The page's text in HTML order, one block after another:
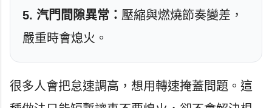
5. 汽門間隙異常： 壓縮與燃燒節奏變差，
嚴重時會熄火。
很多人會把怠速調高，想用轉速掩蓋問題。這